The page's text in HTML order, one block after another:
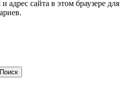
адрес сайта в этом браузере для